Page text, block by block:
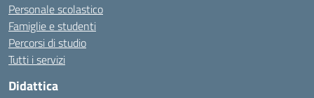
Personale scolastico
Famiglie e studenti
Percorsi di studio
Tutti i servizi
Didattica